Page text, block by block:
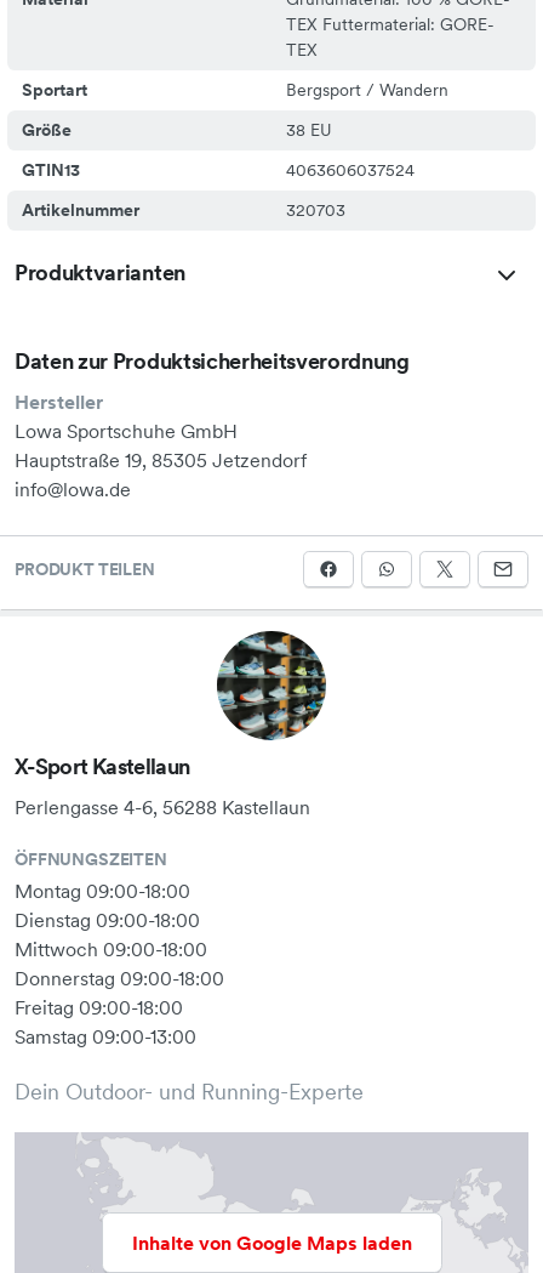
TEX Futtermaterial: GORE-
TEX
Sportart
Bergsport / Wandern
Größe
38 EU
GTIN13
4063606037524
Artikelnummer
320703
Produktvarianten
Daten zur Produktsicherheitsverordnung
Hersteller
Lowa Sportschuhe GmbH
Hauptstraße 19, 85305 Jetzendorf
info@lowa.de
PRODUKT TEILEN
X-Sport Kastellaun
Perlengasse 4-6, 56288 Kastellaun
ÖFFNUNGSZEITEN
Montag 09:00-18:00
Dienstag 09:00-18:00
Mittwoch 09:00-18:00
Donnerstag 09:00-18:00
Freitag 09:00-18:00
Samstag 09:00-13:00
Dein Outdoor- und Running-Experte
Inhalte von Google Maps laden